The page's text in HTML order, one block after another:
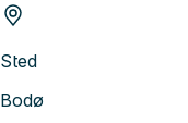
Sted
Bodø